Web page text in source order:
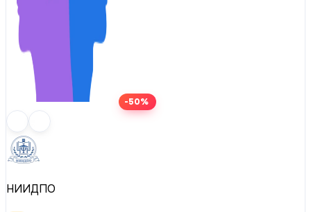
-50%
НИИДПО